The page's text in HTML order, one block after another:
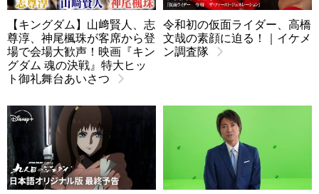
【キングダム】山﨑賢人、志
尊淳、神尾楓珠が客席から登
場で会場大歓声！映画『キン
グダム 魂の決戦』特大ヒッ
ト御礼舞台あいさつ
令和初の仮面ライダー、高橋
文哉の素顔に迫る！｜イケメ
ン調査隊